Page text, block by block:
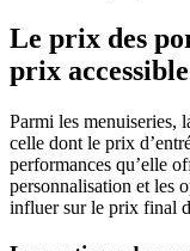
Le prix des
prix
Parmi les menuiseries,
celle dont le prix
performances qu’elle
personnalisation et les
influer sur le prix final